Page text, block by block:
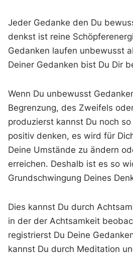
Jeder Gedanke den Du
denkst ist reine
Gedanken laufen unbewusst
Deiner Gedanken bist Du Dir
Wenn Du unbewusst
Begrenzung, des Zweifels
produzierst kannst Du noch
positiv denken, es wird für
Deine Umstände zu ändern
erreichen. Deshalb ist es so
Grundschwingung Deines
Dies kannst Du durch
in der der Achtsamkeit
registrierst Du Deine
kannst Du durch Meditation